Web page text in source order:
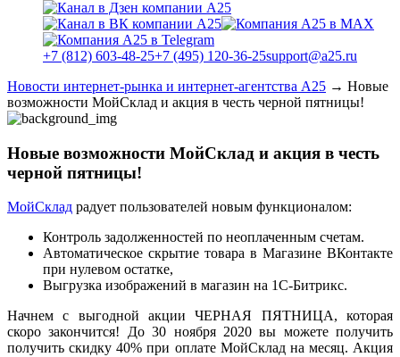
+7 (812) 603-48-25+7 (495) 120-36-25support@a25.ru
Новости интернет-рынка и интернет-агентства А25 → Новые
возможности МойСклад и акция в честь черной пятницы!
Новые возможности МойСклад и акция в честь
черной пятницы!
МойСклад радует пользователей новым функционалом:
Контроль задолженностей по неоплаченным счетам.
Автоматическое скрытие товара в Магазине ВКонтакте
при нулевом остатке,
Выгрузка изображений в магазин на 1С-Битрикс.
Начнем с выгодной акции ЧЕРНАЯ ПЯТНИЦА, которая
скоро закончится! До 30 ноября 2020 вы можете получить
получить скидку 40% при оплате МойСклад на месяц. Акция